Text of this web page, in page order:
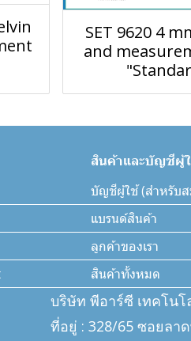
SET 9620 4
and
สินค้าและบัญชีผู้
บัญชีผู้ใช้ (สำหรับ
แบรนด์สินค้า
ลูกค้าของเรา
สินค้าทั้งหมด
บริษัท พีอาร์ซี เทคโนโ
ที่อยู่ : 328/65 ซอยลา